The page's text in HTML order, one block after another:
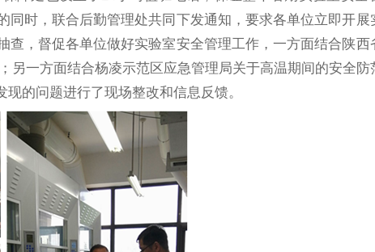
时，联合后勤管理处共同下发通知，要求各单位立即开展
，督促各单位做好实验室安全管理工作，一方面结合陕西
一方面结合杨凌示范区应急管理局关于高温期间的安全防
的问题进行了现场整改和信息反馈。